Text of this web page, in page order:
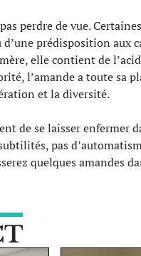
perdre de vue.
prédisposition aux
elle contient de
l’amande a toute sa
et la diversité.
de se laisser enfermer
pas
quelques amandes